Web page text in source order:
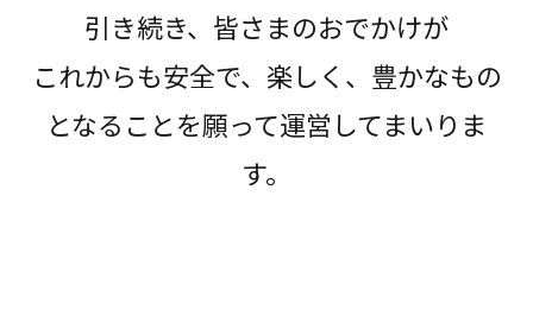
引き続き、皆さまのおでかけが
これからも安全で、楽しく、豊かなもの
となることを願って運営してまいりま
す。